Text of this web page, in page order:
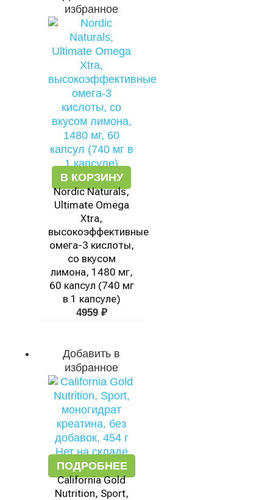
избранное
В КОРЗИНУ
Nordic Naturals,
Ultimate Omega
Xtra,
высокоэффективные
омега-3 кислоты,
со вкусом
лимона, 1480 мг,
60 капсул (740 мг
в 1 капсуле)
4959 ₽
Добавить в
избранное
Нет на складе
ПОДРОБНЕЕ
California Gold
Nutrition, Sport,